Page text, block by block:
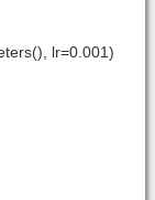
lr=0.001)